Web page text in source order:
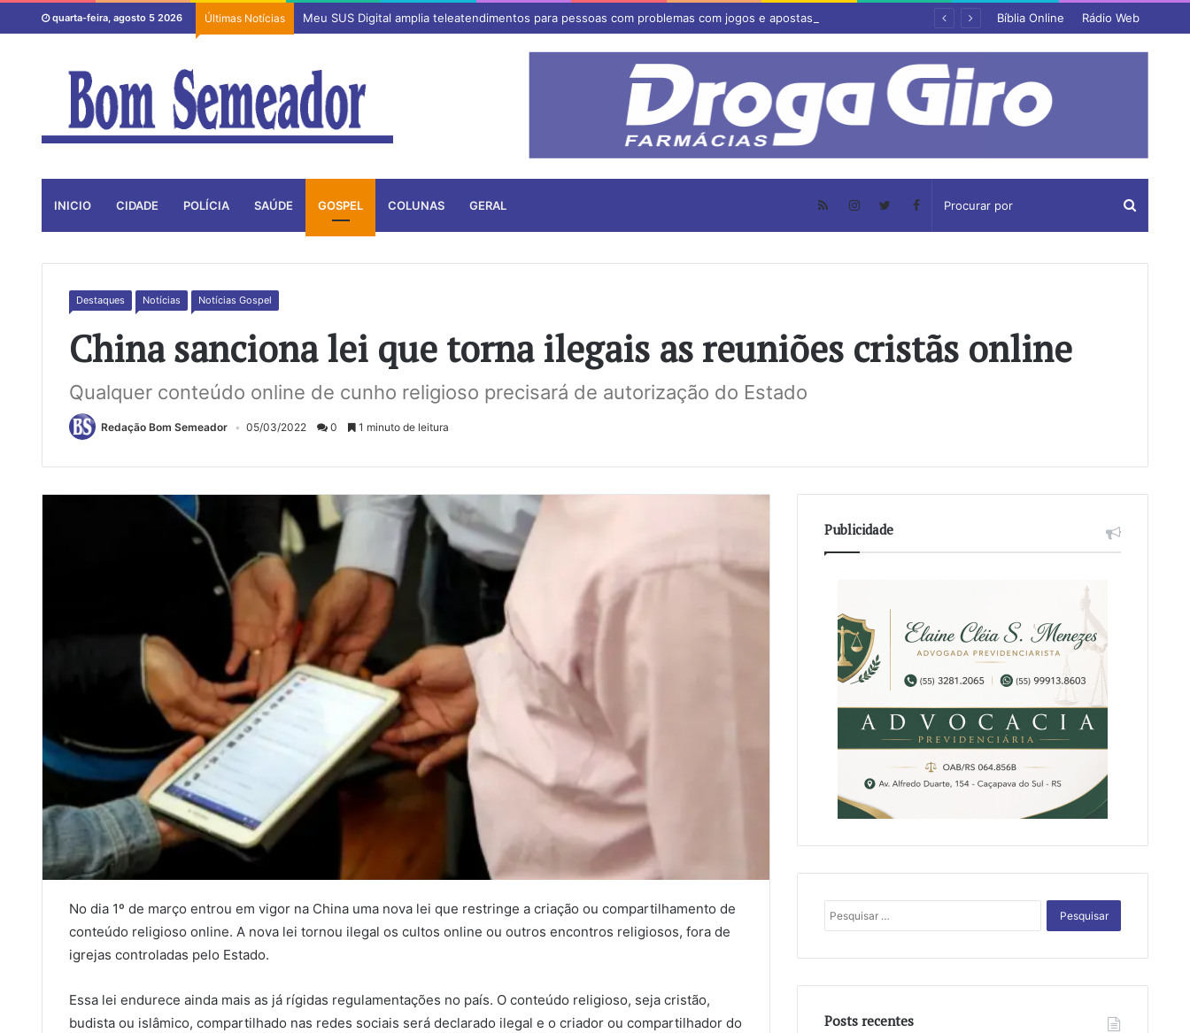
quarta-feira, agosto 5 2026 Últimas Notícias Meu SUS Digital amplia teleatendimentos para pessoas com problemas com jogos e apostas Bíblia Online Rádio Web
INICIO CIDADE POLÍCIA SAÚDE GOSPEL COLUNAS GERAL
Destaques Notícias Notícias Gospel
China sanciona lei que torna ilegais as reuniões cristãs online
Qualquer conteúdo online de cunho religioso precisará de autorização do Estado
Redação Bom Semeador 05/03/2022 0 1 minuto de leitura
No dia 1º de março entrou em vigor na China uma nova lei que restringe a criação ou compartilhamento de
conteúdo religioso online. A nova lei tornou ilegal os cultos online ou outros encontros religiosos, fora de
igrejas controladas pelo Estado.
Essa lei endurece ainda mais as já rígidas regulamentações no país. O conteúdo religioso, seja cristão,
budista ou islâmico, compartilhado nas redes sociais será declarado ilegal e o criador ou compartilhador do
Publicidade
por:
Posts recentes